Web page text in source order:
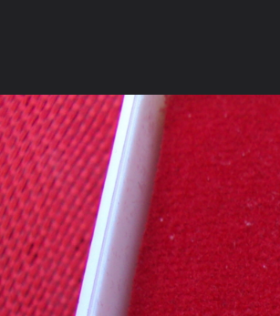
หน้าแรก รูปภาพ ดอน๑๖๖
DSC00483
หน้าแรก เว็บบอร์ด มีอะไรใหม่
หมวดหมู่ มีอะไรใหม่